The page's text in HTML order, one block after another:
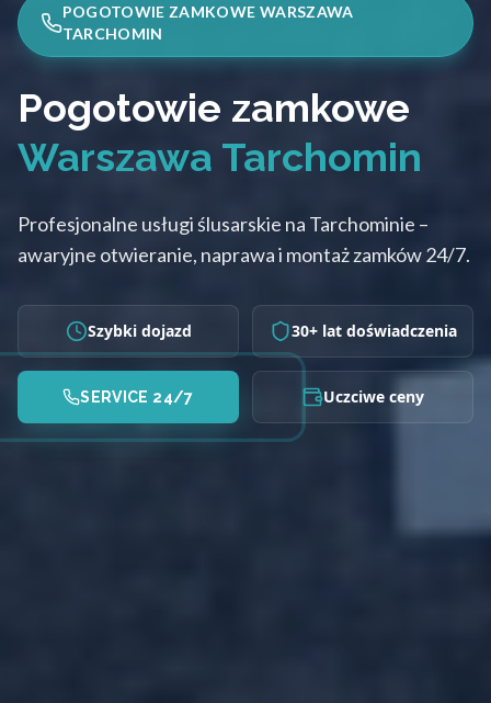
POGOTOWIE ZAMKOWE WARSZAWA
TARCHOMIN
Pogotowie zamkowe
Warszawa Tarchomin
Profesjonalne usługi ślusarskie na Tarchominie –
awaryjne otwieranie, naprawa i montaż zamków 24/7.
Szybki dojazd 30+ lat doświadczenia
SERVICE 24/7 Uczciwe ceny